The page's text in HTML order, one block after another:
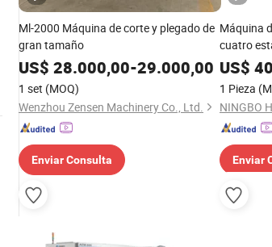
Ml-2000 Máquina de corte y plegado de
gran tamaño
US$ 28.000,00-29.000,00
1 set (MOQ)
Wenzhou Zensen Machinery Co., Ltd.
Enviar Consulta
Máquina
cuatro
rotor de
US$
1 Pieza
Enviar